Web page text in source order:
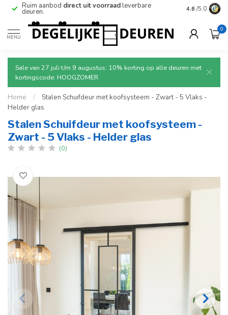
Ruim aanbod direct uit voorraadleverbare
deuren. Betrouwbare
4.6 /5.0
MENU
0
Sale van 27 juli t/m 9 augustus: 10% korting op alle deuren met
kortingscode: HOOGZOMER
Home /
Stalen Schuifdeur met koofsysteem - Zwart - 5 Vlaks -
Helder glas
Stalen Schuifdeur met koofsysteem -
Zwart - 5 Vlaks - Helder glas
(0)